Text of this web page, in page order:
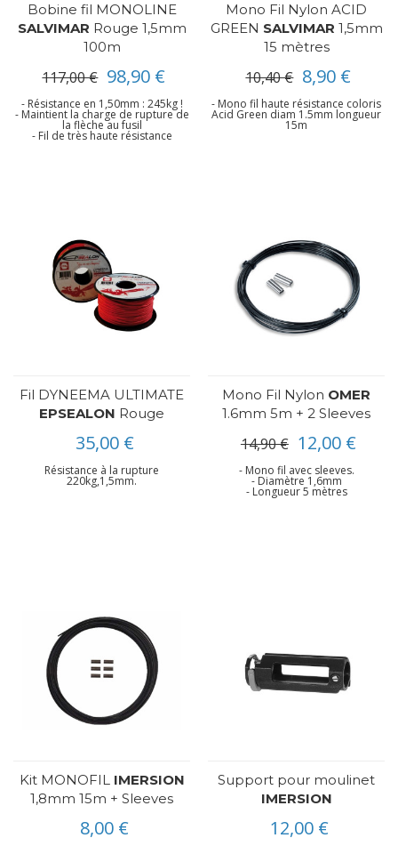
Bobine fil MONOLINE
SALVIMAR Rouge 1,5mm
100m
117,00 € 98,90 €
- Résistance en 1,50mm : 245kg !
- Maintient la charge de rupture de
la flèche au fusil
- Fil de très haute résistance
Mono Fil Nylon ACID
GREEN SALVIMAR 1,5mm
15 mètres
10,40 € 8,90 €
- Mono fil haute résistance coloris
Acid Green diam 1.5mm longueur
15m
Fil DYNEEMA ULTIMATE
EPSEALON Rouge
35,00 €
Résistance à la rupture
220kg,1,5mm.
Mono Fil Nylon OMER
1.6mm 5m + 2 Sleeves
14,90 € 12,00 €
- Mono fil avec sleeves.
- Diamètre 1,6mm
- Longueur 5 mètres
Kit MONOFIL IMERSION
1,8mm 15m + Sleeves
8,00 €
Support pour moulinet
IMERSION
12,00 €